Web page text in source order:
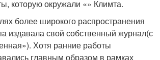
которую окружали «» Климта.
более широкого распространения
издавала свой собственный журнал(с
Хотя ранние работы
главным образом в рамках